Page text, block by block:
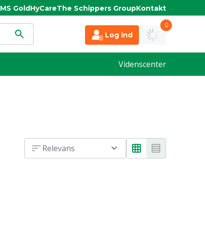
MS GoldHyCareThe Schippers GroupKontakt
Log ind
0
Videnscenter
Relevans